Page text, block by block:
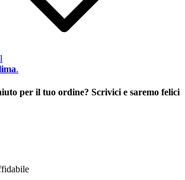
.
per il tuo ordine? Scrivici e saremo felici